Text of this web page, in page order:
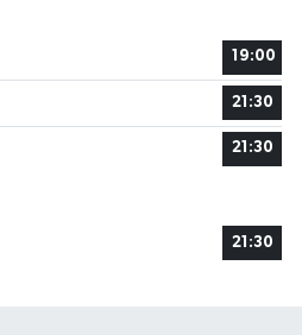
19:00
21:30
21:30
21:30